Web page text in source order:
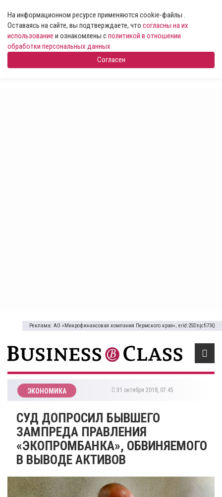
На информационном ресурсе применяются cookie-файлы .
Оставаясь на сайте, вы подтверждаете, что согласны на их
использование и ознакомлены сполитикой в отношении
обработки персональных данных
Согласен
Реклама: АО «Микрофинансовая компания Пермского края», erid:2SDnjcfi73Q
ЭКОНОМИКА 31 октября 2018, 07:45
СУД ДОПРОСИЛ БЫВШЕГО
ЗАМПРЕДА ПРАВЛЕНИЯ
«ЭКОПРОМБАНКА», ОБВИНЯЕМОГО
В ВЫВОДЕ АКТИВОВ